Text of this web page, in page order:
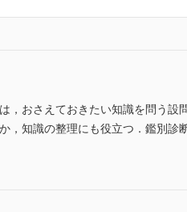
，おさえておきたい知識を問う設
，知識の整理にも役立つ．鑑別診